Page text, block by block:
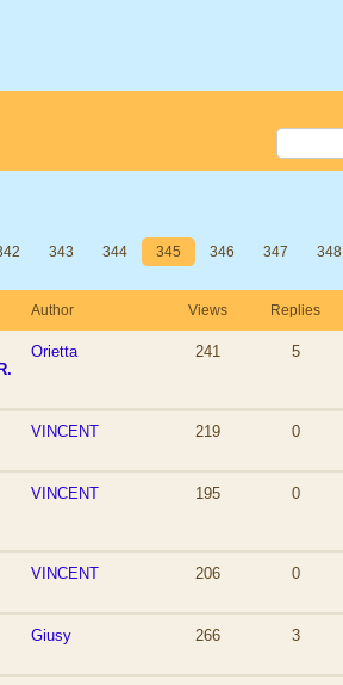
343 344 345 346 347 348
Author Views Replies
Orietta 241 5
VINCENT 219 0
VINCENT 195 0
VINCENT 206 0
Giusy 266 3